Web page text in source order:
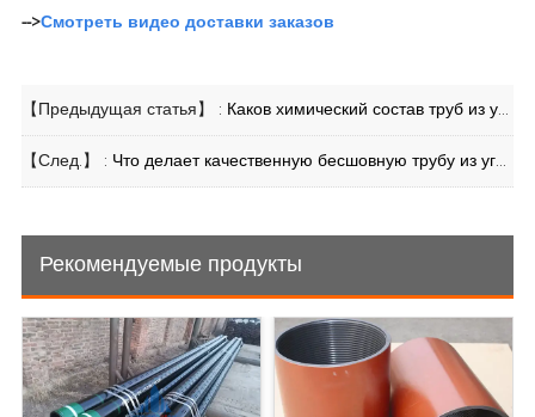
-->Смотреть видео доставки заказов
【Предыдущая статья】 : Каков химический состав труб из углеродистой стали?
【След.】 : Что делает качественную бесшовную трубу из углеродистой стали лучшей для вашего проекта?
Рекомендуемые продукты